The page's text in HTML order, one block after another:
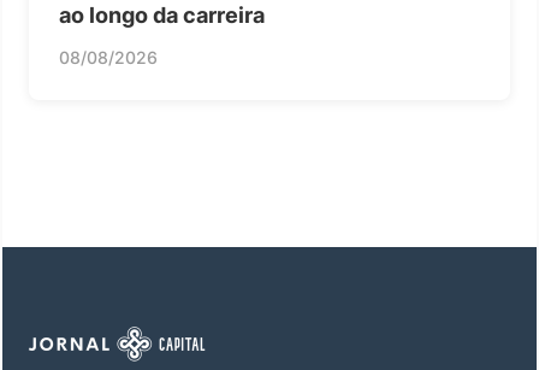
ao longo da carreira
08/08/2026